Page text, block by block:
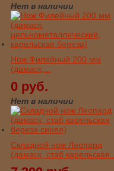
Нет в наличии
Нож Филейный 200 мм
(дамаск,...
0 руб.
Нет в наличии
Складной нож Леопард
(дамаск, стаб карельская...